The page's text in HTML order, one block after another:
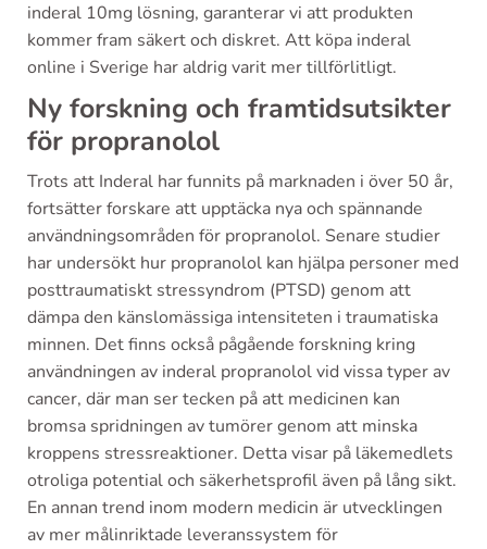
inderal 10mg lösning, garanterar vi att produkten
kommer fram säkert och diskret. Att köpa inderal
online i Sverige har aldrig varit mer tillförlitligt.
Ny forskning och framtidsutsikter
för propranolol
Trots att Inderal har funnits på marknaden i över 50 år,
fortsätter forskare att upptäcka nya och spännande
användningsområden för propranolol. Senare studier
har undersökt hur propranolol kan hjälpa personer med
posttraumatiskt stressyndrom (PTSD) genom att
dämpa den känslomässiga intensiteten i traumatiska
minnen. Det finns också pågående forskning kring
användningen av inderal propranolol vid vissa typer av
cancer, där man ser tecken på att medicinen kan
bromsa spridningen av tumörer genom att minska
kroppens stressreaktioner. Detta visar på läkemedlets
otroliga potential och säkerhetsprofil även på lång sikt.
En annan trend inom modern medicin är utvecklingen
av mer målinriktade leveranssystem för